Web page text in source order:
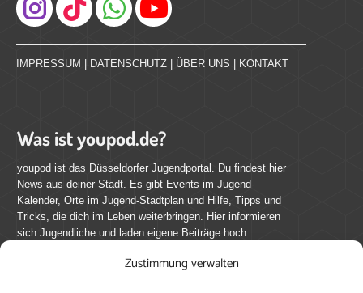
Zustimmung verwalten
Instagram
IMPRESSUM DATENSCHUTZ ÜBER UNS KONTAKT
Was ist youpod.de?
youpod ist das Düsseldorfer Jugendportal. Du findest hier
News aus deiner Stadt. Es gibt Events im Jugend-
Kalender, Orte im Jugend-Stadtplan und Hilfe, Tipps und
Tricks, die dich im Leben weiterbringen. Hier informieren
sich Jugendliche und laden eigene Beiträge hoch.